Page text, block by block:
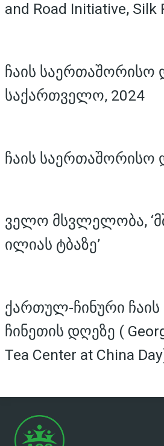
and Road Initiative, Silk
ჩაის საერთაშორისო
საქართველო, 2024
ჩაის საერთაშორისო
ველო მსვლელობა,
ილიას ტბაზე’
ქართულ-ჩინური ჩაის
ჩინეთის დღეზე (
Tea Center at China